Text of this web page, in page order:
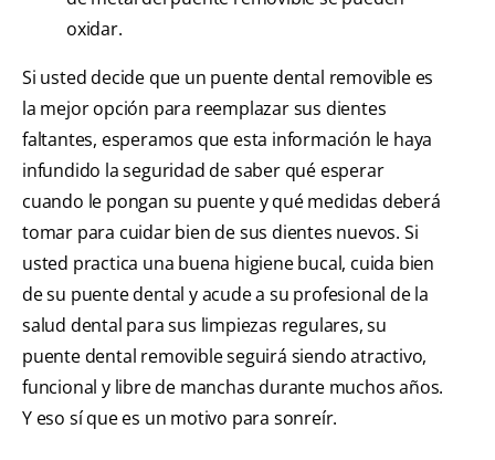
oxidar.
Si usted decide que un puente dental removible es
la mejor opción para reemplazar sus dientes
faltantes, esperamos que esta información le haya
infundido la seguridad de saber qué esperar
cuando le pongan su puente y qué medidas deberá
tomar para cuidar bien de sus dientes nuevos. Si
usted practica una buena higiene bucal, cuida bien
de su puente dental y acude a su profesional de la
salud dental para sus limpiezas regulares, su
puente dental removible seguirá siendo atractivo,
funcional y libre de manchas durante muchos años.
Y eso sí que es un motivo para sonreír.